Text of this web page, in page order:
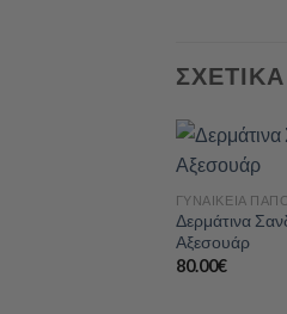
ΓΥΝΑΙΚΕΊΑ
Δερμάτινα
Αξεσουάρ
80.00€